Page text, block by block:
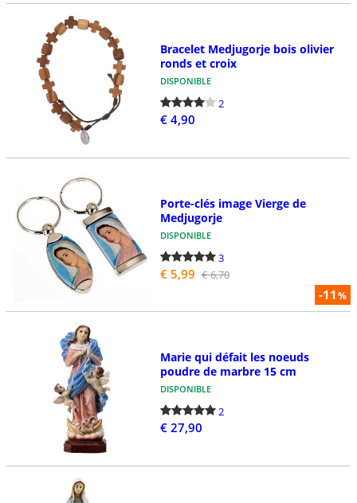
Bracelet Medjugorje bois olivier
ronds et croix
DISPONIBLE
2
€ 4,90
-11%
Porte-clés image Vierge de
Medjugorje
DISPONIBLE
3
€ 5,99 € 6,70
Marie qui défait les noeuds
poudre de marbre 15 cm
DISPONIBLE
2
€ 27,90